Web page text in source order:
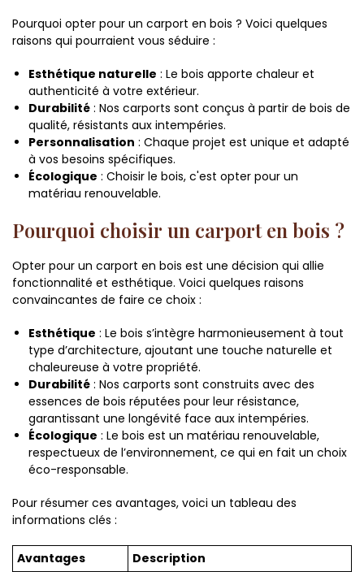
Pourquoi opter pour un carport en bois ? Voici quelques
raisons qui pourraient vous séduire :
Esthétique naturelle : Le bois apporte chaleur et
authenticité à votre extérieur.
Durabilité : Nos carports sont conçus à partir de bois de
qualité, résistants aux intempéries.
Personnalisation : Chaque projet est unique et adapté
à vos besoins spécifiques.
Écologique : Choisir le bois, c'est opter pour un
matériau renouvelable.
Pourquoi choisir un carport en bois ?
Opter pour un carport en bois est une décision qui allie
fonctionnalité et esthétique. Voici quelques raisons
convaincantes de faire ce choix :
Esthétique : Le bois s’intègre harmonieusement à tout
type d’architecture, ajoutant une touche naturelle et
chaleureuse à votre propriété.
Durabilité : Nos carports sont construits avec des
essences de bois réputées pour leur résistance,
garantissant une longévité face aux intempéries.
Écologique : Le bois est un matériau renouvelable,
respectueux de l’environnement, ce qui en fait un choix
éco-responsable.
Pour résumer ces avantages, voici un tableau des
informations clés :
Avantages Description